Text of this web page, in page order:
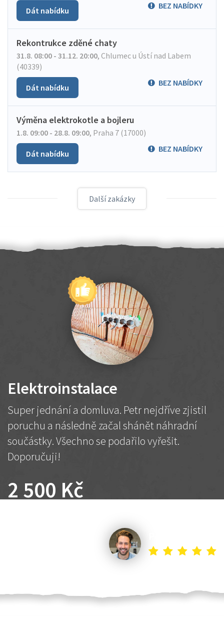
BEZ NABÍDKY
Dát nabídku
Rekontrukce zděné chaty
31.8. 08:00 - 31.12. 20:00, Chlumec u Ústí nad Labem
(40339)
BEZ NABÍDKY
Dát nabídku
Výměna elektrokotle a bojleru
1.8. 09:00 - 28.8. 09:00, Praha 7 (17000)
BEZ NABÍDKY
Dát nabídku
Další zakázky
Elektroinstalace
Super jednání a domluva. Petr nejdříve zjistil
poruchu a následně začal shánět náhradní
součástky. Všechno se podařilo vyřešit.
Doporučuji!
2 500 Kč